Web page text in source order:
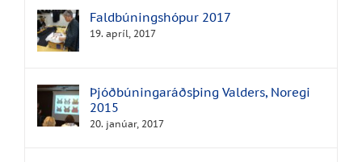
Faldbúningshópur 2017
19. apríl, 2017
Þjóðbúninga­ráðsþing Valders, Noregi
2015
20. janúar, 2017